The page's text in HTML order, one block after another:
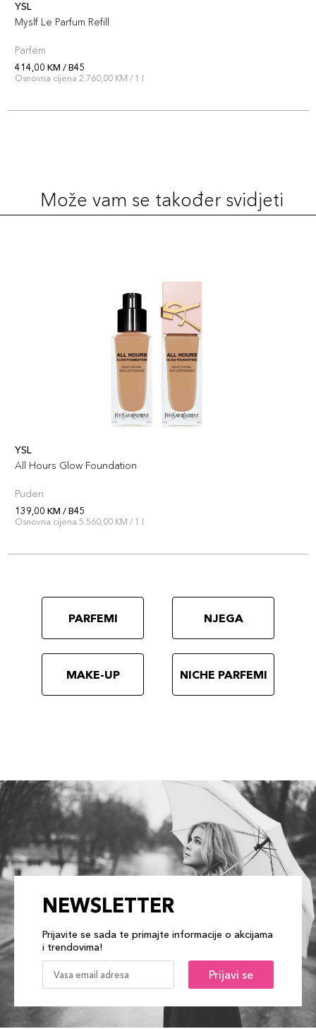
YSL
Myslf Le Parfum Refill
Parfem
414,00 KM / B45
Osnovna cijena 2.760,00 KM / 1 l
Može vam se također svidjeti
YSL
All Hours Glow Foundation
Puderi
139,00 KM / B45
Osnovna cijena 5.560,00 KM / 1 l
PARFEMI NJEGA
MAKE-UP NICHE PARFEMI
NEWSLETTER
Prijavite se sada te primajte informacije o akcijama
i trendovima!
Prijavi se